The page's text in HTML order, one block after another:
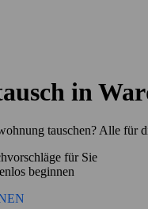
in
tauschen? Alle für
für Sie
beginnen